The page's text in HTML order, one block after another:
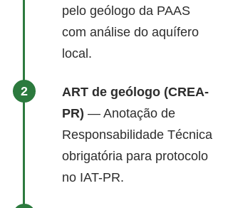
pelo geólogo da PAAS
com análise do aquífero
local.
ART de geólogo (CREA-
PR) — Anotação de
Responsabilidade Técnica
obrigatória para protocolo
no IAT-PR.